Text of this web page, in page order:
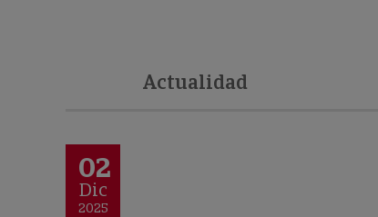
Actualidad
02
Dic
2025